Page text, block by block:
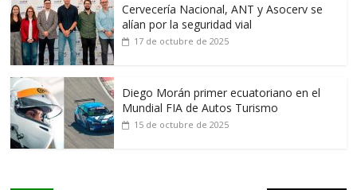
Cervecería Nacional, ANT y Asocerv se
alían por la seguridad vial
17 de octubre de 2025
Diego Morán primer ecuatoriano en el
Mundial FIA de Autos Turismo
15 de octubre de 2025